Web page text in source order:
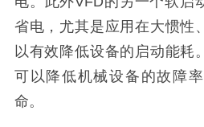
省电，尤其是应用在大惯性
以有效降低设备的启动能耗
可以降低机械设备的故障
命。